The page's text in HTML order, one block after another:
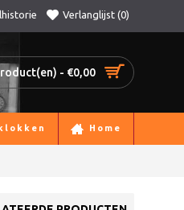
Verlanglijst (0)
- €0,00
Home